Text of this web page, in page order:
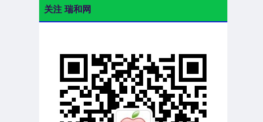
关注 瑞和网